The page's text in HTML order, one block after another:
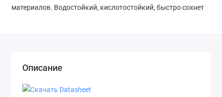
материалов. Водостойкий, кислотостойкий, быстро сохнет
Описание